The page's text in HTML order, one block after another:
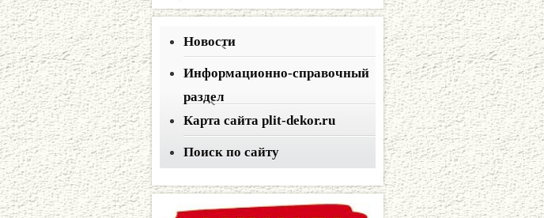
Новости
Информационно-справочный
раздел
Карта сайта plit-dekor.ru
Поиск по сайту